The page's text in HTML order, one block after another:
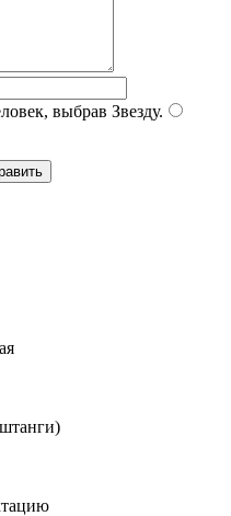
выбрав Звезду.